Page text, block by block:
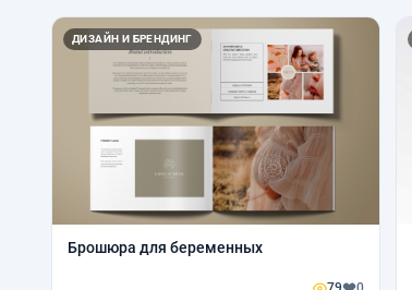
ДИЗАЙН И БРЕНДИНГ
Брошюра для беременных